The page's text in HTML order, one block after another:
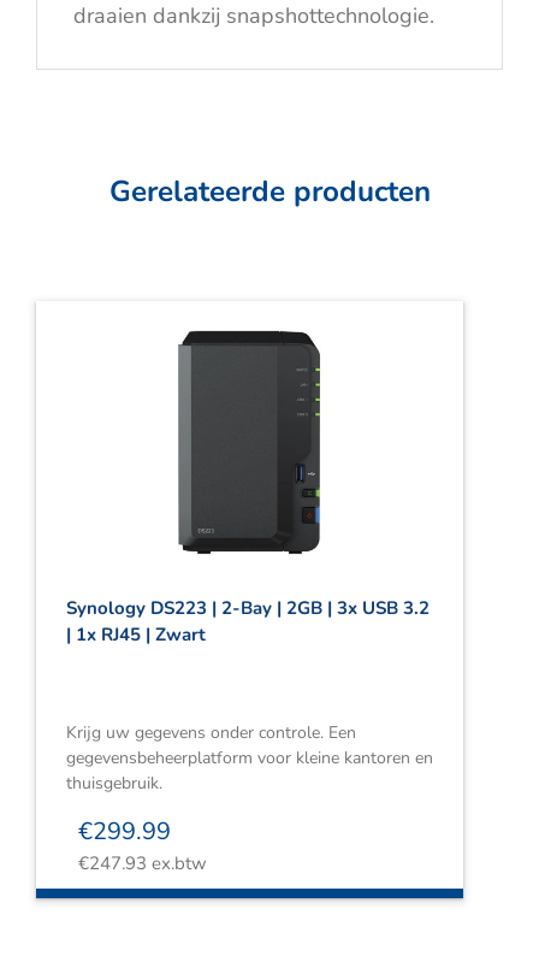
draaien dankzij snapshottechnologie.
Gerelateerde producten
Synology DS223 | 2-Bay | 2GB | 3x USB 3.2
| 1x RJ45 | Zwart
Krijg uw gegevens onder controle. Een
gegevensbeheerplatform voor kleine kantoren en
thuisgebruik.
€299.99
€247.93 ex.btw